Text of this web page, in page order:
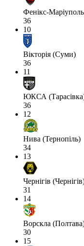
Фенікс-
36
10
Вікторія (Суми)
36
11
ЮКСА
36
12
Нива (Тернопіль)
34
13
Чернігів
31
14
Ворскла
30
15